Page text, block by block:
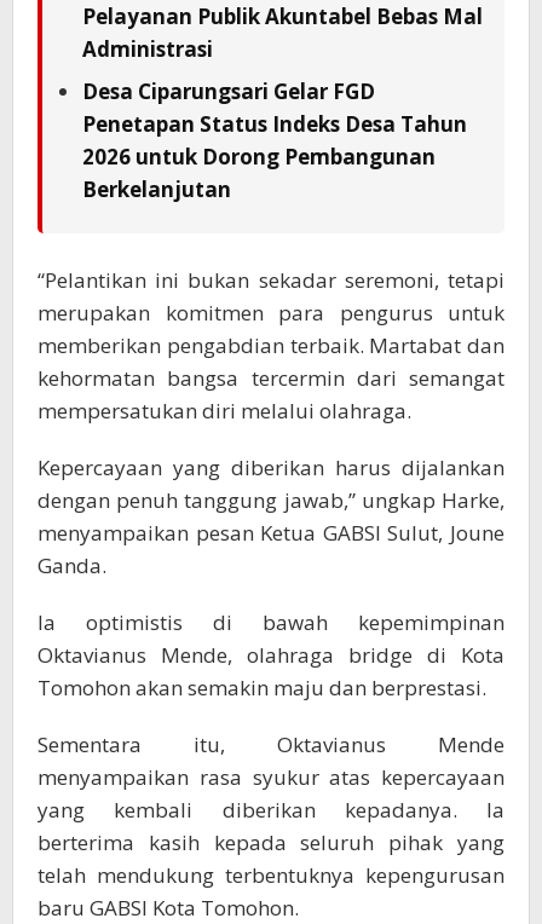
Pelayanan Publik Akuntabel Bebas Mal
Administrasi
Desa Ciparungsari Gelar FGD
Penetapan Status Indeks Desa Tahun
2026 untuk Dorong Pembangunan
Berkelanjutan
“Pelantikan ini bukan sekadar seremoni, tetapi
merupakan komitmen para pengurus untuk
memberikan pengabdian terbaik. Martabat dan
kehormatan bangsa tercermin dari semangat
mempersatukan diri melalui olahraga.
Kepercayaan yang diberikan harus dijalankan
dengan penuh tanggung jawab,” ungkap Harke,
menyampaikan pesan Ketua GABSI Sulut, Joune
Ganda.
Ia optimistis di bawah kepemimpinan
Oktavianus Mende, olahraga bridge di Kota
Tomohon akan semakin maju dan berprestasi.
Sementara itu, Oktavianus Mende
menyampaikan rasa syukur atas kepercayaan
yang kembali diberikan kepadanya. Ia
berterima kasih kepada seluruh pihak yang
telah mendukung terbentuknya kepengurusan
baru GABSI Kota Tomohon.